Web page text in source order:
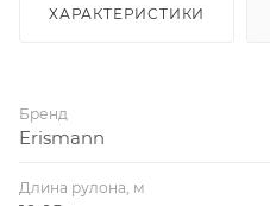
ХАРАКТЕРИСТИКИ
Бренд
Erismann
Длина рулона, м